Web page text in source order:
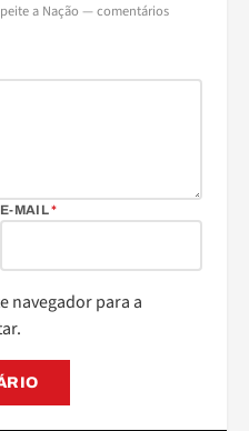
a Nação — comentários
E-MAIL*
navegador para a